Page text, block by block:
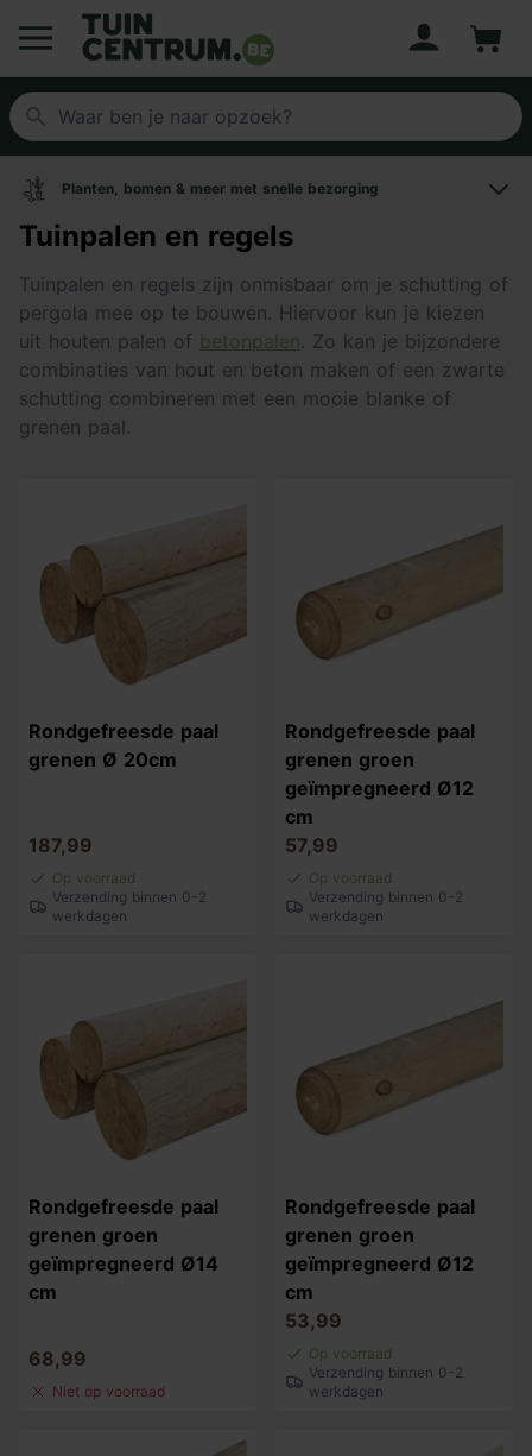
Logo Tuincentrum.be
Planten, bomen & meer met snelle bezorging
Tuinpalen en regels
Tuinpalen en regels zijn onmisbaar om je schutting of
pergola mee op te bouwen. Hiervoor kun je kiezen
uit houten palen of betonpalen. Zo kan je bijzondere
combinaties van hout en beton maken of een zwarte
schutting combineren met een mooie blanke of
grenen paal.
Rondgefreesde paal
grenen Ø 20cm
187,99
Op voorraad
Verzending binnen 0-2
werkdagen
Rondgefreesde paal
grenen groen
geïmpregneerd Ø12
cm
57,99
Op voorraad
Verzending binnen 0-2
werkdagen
Rondgefreesde paal
grenen groen
geïmpregneerd Ø14
cm
68,99
Niet op voorraad
Rondgefreesde paal
grenen groen
geïmpregneerd Ø12
cm
53,99
Op voorraad
Verzending binnen 0-2
werkdagen